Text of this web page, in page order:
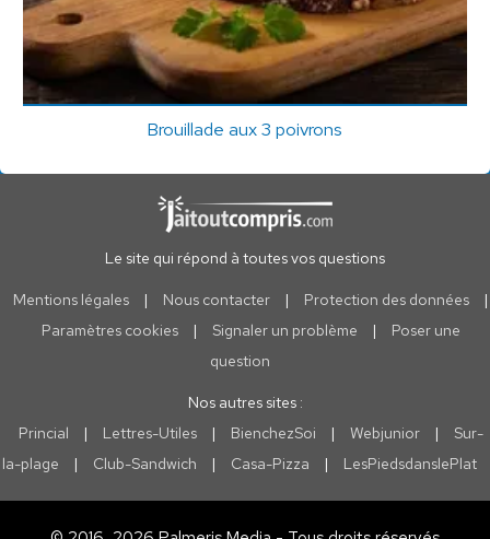
Brouillade aux 3 poivrons
Le site qui répond à toutes vos questions
Mentions légales | Nous contacter | Protection des données
|
Paramètres cookies
| Signaler un problème |
Poser une
question
Nos autres sites :
Princial
| Lettres-Utiles | BienchezSoi | Webjunior |
Sur-
la-plage
| Club-Sandwich | Casa-Pizza | LesPiedsdanslePlat